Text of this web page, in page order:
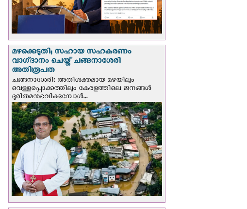
മഴക്കെടുതി; സഹായ സഹകരണം
വാഗ്‌ദാനം ചെയ്ത് ചങ്ങനാശേരി
അതിരൂപത
ചങ്ങനാശേരി: അതിശക്തമായ മഴയിലും
വെള്ളപ്പൊക്കത്തിലും കേരളത്തിലെ ജനങ്ങൾ
ദുരിതമനുഭവിക്കുമ്പോൾ...